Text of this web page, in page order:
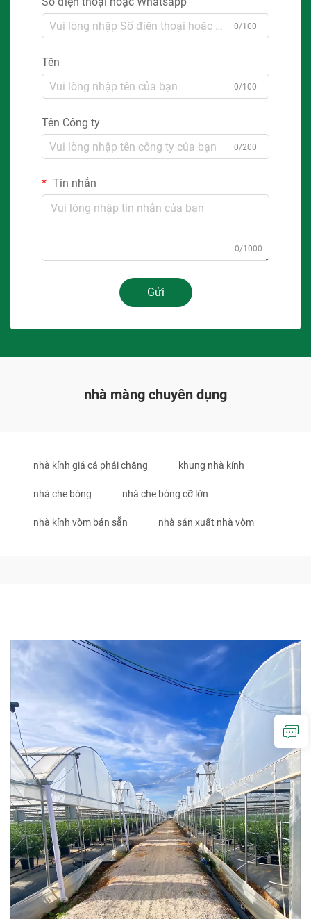
0/100
Tên
0/100
Tên Công ty
0/200
Tin nhắn
0/1000
Gửi
nhà màng chuyên dụng
nhà kính giá cả phải chăng khung nhà kính
nhà che bóng nhà che bóng cỡ lớn
nhà kính vòm bán sẵn nhà sản xuất nhà vòm